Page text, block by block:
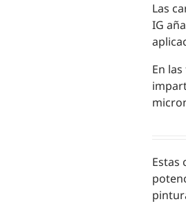
Las
IG
En
Estas